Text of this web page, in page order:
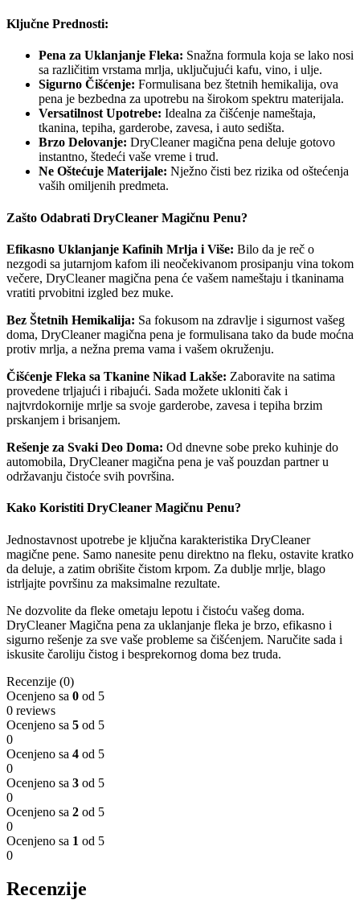
Ključne Prednosti:
Pena za Uklanjanje Fleka: Snažna formula koja se lako nosi
sa različitim vrstama mrlja, uključujući kafu, vino, i ulje.
Sigurno Čišćenje: Formulisana bez štetnih hemikalija, ova
pena je bezbedna za upotrebu na širokom spektru materijala.
Versatilnost Upotrebe: Idealna za čišćenje nameštaja,
tkanina, tepiha, garderobe, zavesa, i auto sedišta.
Brzo Delovanje: DryCleaner magična pena deluje gotovo
instantno, štedeći vaše vreme i trud.
Ne Oštećuje Materijale: Nježno čisti bez rizika od oštećenja
vaših omiljenih predmeta.
Zašto Odabrati DryCleaner Magičnu Penu?
Efikasno Uklanjanje Kafinih Mrlja i Više: Bilo da je reč o
nezgodi sa jutarnjom kafom ili neočekivanom prosipanju vina tokom
večere, DryCleaner magična pena će vašem nameštaju i tkaninama
vratiti prvobitni izgled bez muke.
Bez Štetnih Hemikalija: Sa fokusom na zdravlje i sigurnost vašeg
doma, DryCleaner magična pena je formulisana tako da bude moćna
protiv mrlja, a nežna prema vama i vašem okruženju.
Čišćenje Fleka sa Tkanine Nikad Lakše: Zaboravite na satima
provedene trljajući i ribajući. Sada možete ukloniti čak i
najtvrdokornije mrlje sa svoje garderobe, zavesa i tepiha brzim
prskanjem i brisanjem.
Rešenje za Svaki Deo Doma: Od dnevne sobe preko kuhinje do
automobila, DryCleaner magična pena je vaš pouzdan partner u
održavanju čistoće svih površina.
Kako Koristiti DryCleaner Magičnu Penu?
Jednostavnost upotrebe je ključna karakteristika DryCleaner
magične pene. Samo nanesite penu direktno na fleku, ostavite kratko
da deluje, a zatim obrišite čistom krpom. Za dublje mrlje, blago
istrljajte površinu za maksimalne rezultate.
Ne dozvolite da fleke ometaju lepotu i čistoću vašeg doma.
DryCleaner Magična pena za uklanjanje fleka je brzo, efikasno i
sigurno rešenje za sve vaše probleme sa čišćenjem. Naručite sada i
iskusite čaroliju čistog i besprekornog doma bez truda.
Recenzije (0)
Ocenjeno sa 0 od 5
0 reviews
Ocenjeno sa 5 od 5
0
Ocenjeno sa 4 od 5
0
Ocenjeno sa 3 od 5
0
Ocenjeno sa 2 od 5
0
Ocenjeno sa 1 od 5
0
Recenzije